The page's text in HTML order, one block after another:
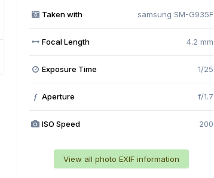
Taken with samsung SM-G935F
Focal Length 4.2 mm
Exposure Time 1/25
f Aperture f/1.7
ISO Speed 200
View all photo EXIF information